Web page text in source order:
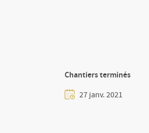
Chantiers terminés
27 janv. 2021